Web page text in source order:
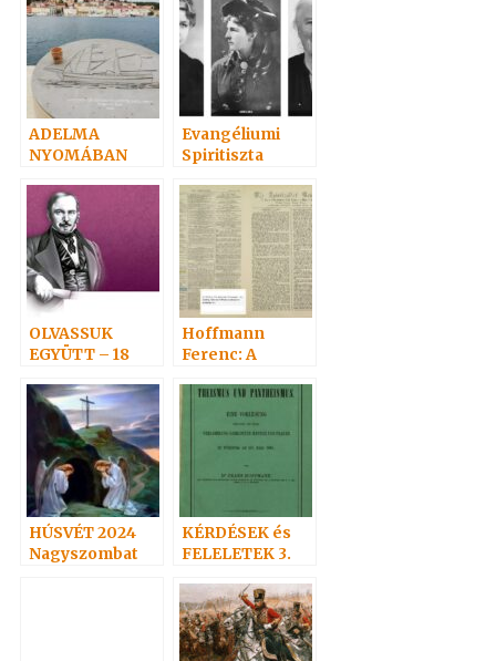
ADELMA
NYOMÁBAN
Evangéliumi
Spiritiszta
OLVASSUK
EGYÜTT – 18
Hoffmann
Ferenc: A
Anyag bírálata 1.
HÚSVÉT 2024
Nagyszombat
KÉRDÉSEK és
FELELETEK 3.
Hoffmann
professzor